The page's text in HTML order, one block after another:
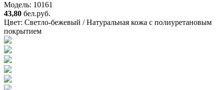
Модель: 10161
43,80 бел.руб.
Цвет: Светло-бежевый / Натуральная кожа с полиуретановым
покрытием